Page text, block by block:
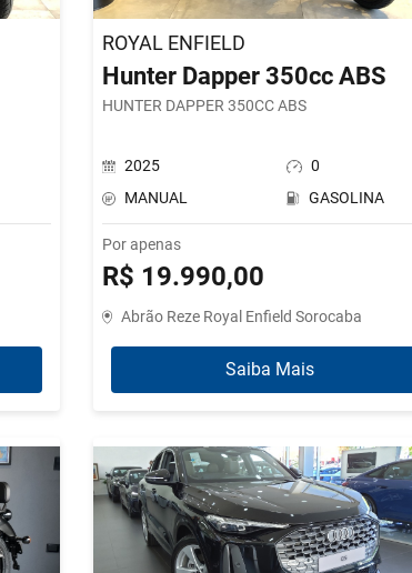
ROYAL ENFIELD
Hunter Dapper 350cc ABS
HUNTER DAPPER 350CC ABS
2025
0
MANUAL
GASOLINA
Por apenas
R$ 19.990,00
Abrão Reze Royal Enfield Sorocaba
Saiba Mais